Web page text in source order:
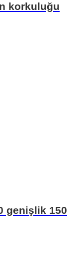
korkuluğu
genişlik 150